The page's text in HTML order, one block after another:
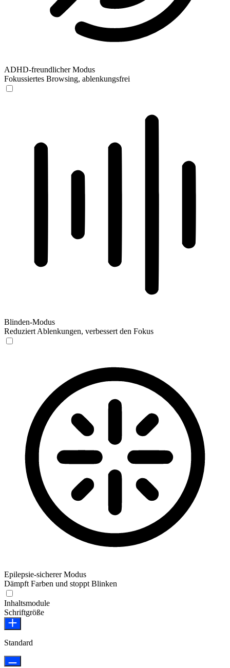
ADHD-freundlicher Modus
Fokussiertes Browsing, ablenkungsfrei
Blinden-Modus
Reduziert Ablenkungen, verbessert den Fokus
Epilepsie-sicherer Modus
Dämpft Farben und stoppt Blinken
Inhaltsmodule
Schriftgröße
Standard